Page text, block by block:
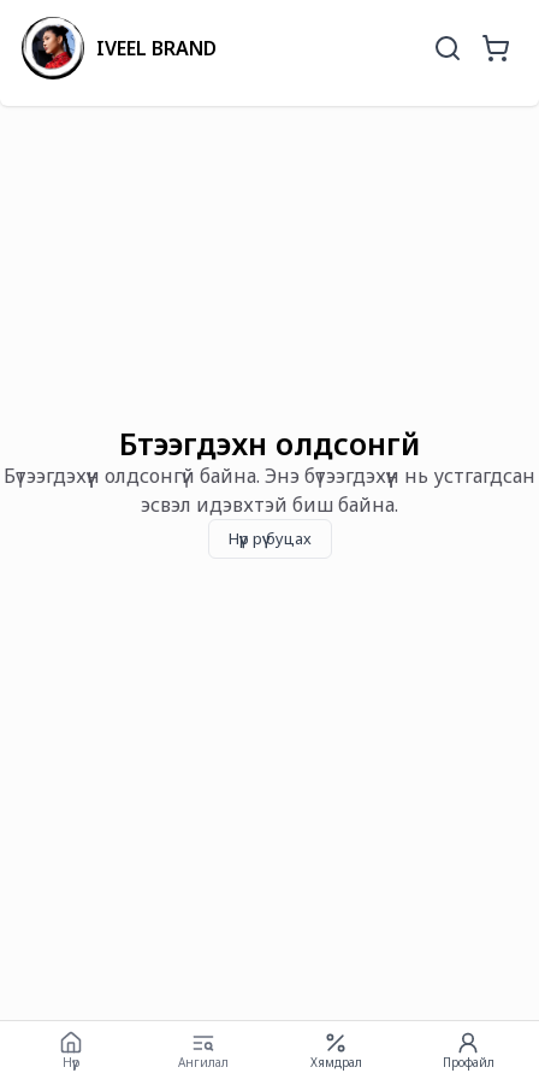
IVEEL BRAND
Бүтээгдэхүүн олдсонгүй
Бүтээгдэхүүн олдсонгүй байна. Энэ бүтээгдэхүүн нь устгагдсан
эсвэл идэвхтэй биш байна.
Нүүр рүү буцах
Нүүр Ангилал Хямдрал Профайл